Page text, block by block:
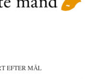
EFTER MÅL